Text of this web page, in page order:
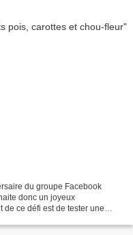
du groupe Facebook
donc un joyeux
de ce défi est de tester une